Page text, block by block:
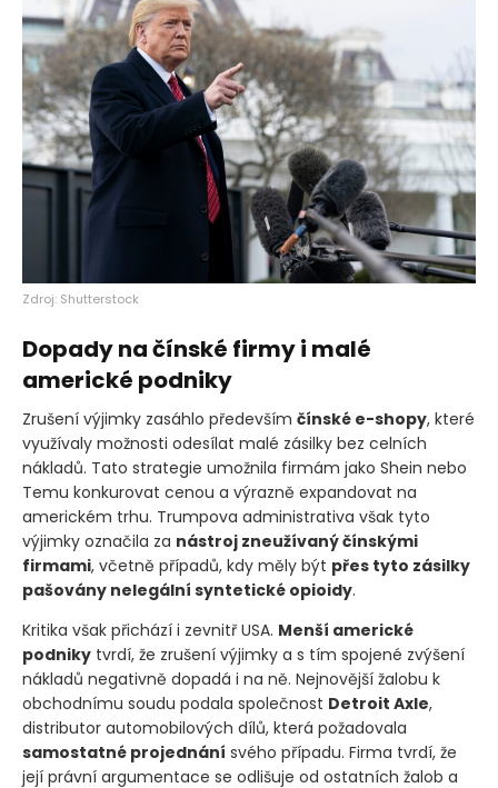
Zdroj: Shutterstock
Dopady na čínské firmy i malé
americké podniky
Zrušení výjimky zasáhlo především čínské e-shopy, které
využívaly možnosti odesílat malé zásilky bez celních
nákladů. Tato strategie umožnila firmám jako Shein nebo
Temu konkurovat cenou a výrazně expandovat na
americkém trhu. Trumpova administrativa však tyto
výjimky označila za nástroj zneužívaný čínskými
firmami, včetně případů, kdy měly být přes tyto zásilky
pašovány nelegální syntetické opioidy.
Kritika však přichází i zevnitř USA. Menší americké
podniky tvrdí, že zrušení výjimky a s tím spojené zvýšení
nákladů negativně dopadá i na ně. Nejnovější žalobu k
obchodnímu soudu podala společnost Detroit Axle,
distributor automobilových dílů, která požadovala
samostatné projednání svého případu. Firma tvrdí, že
její právní argumentace se odlišuje od ostatních žalob a